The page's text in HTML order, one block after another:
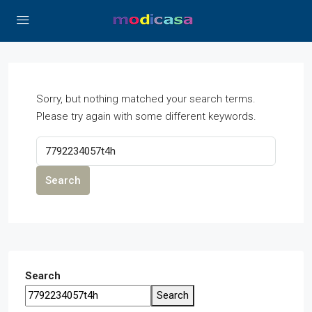
Sorry, but nothing matched your search terms.
Please try again with some different keywords.
Search
Search
Search